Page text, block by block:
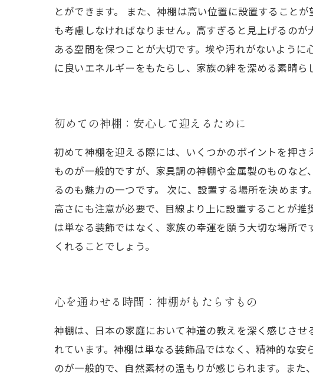
とができます。 また、神棚は高い位置に設置すること
も考慮しなければなりません。高すぎると見上げるの
ある空間を保つことが大切です。埃や汚れがないよう
に良いエネルギーをもたらし、家族の絆を深める素晴ら
初めての神棚：安心して迎えるために
初めて神棚を迎える際には、いくつかのポイントを押
ものが一般的ですが、家具調の神棚や金属製のものな
るのも魅力の一つです。 次に、設置する場所を決めま
高さにも注意が必要で、目線より上に設置することが
は単なる装飾ではなく、家族の幸運を願う大切な場所
くれることでしょう。
心を通わせる時間：神棚がもたらすもの
神棚は、日本の家庭において神道の教えを深く感じさ
れています。神棚は単なる装飾品ではなく、精神的な
のが一般的で、自然素材の温もりが感じられます。ま